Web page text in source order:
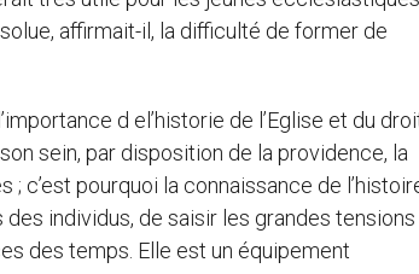
affirmait-il, la difficulté de former de
d el’historie de l’Eglise et du
sein, par disposition de la providence, la
c’est pourquoi la connaissance de
individus, de saisir les grandes tensions
des temps. Elle est un équipement